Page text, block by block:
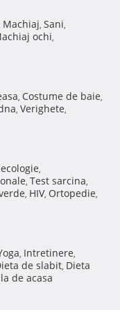
Machiaj, Sani,
ochi,
, Costume de baie,
, Verighete,
,
, Test sarcina,
, HIV, Ortopedie,
, Intretinere,
de slabit, Dieta
de acasa